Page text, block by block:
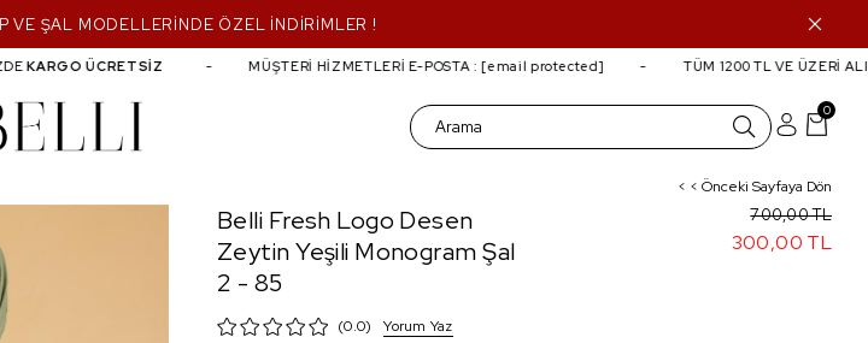
VE ŞAL MODELLERİNDE ÖZEL İNDİRİMLER !
ÜCRETSİZ MÜŞTERİ HİZMETLERİ E-POSTA :[email protected] TÜM 1200 TL VE ÜZERİ
0
< < Önceki Sayfaya Dön
Belli Fresh Logo Desen
Zeytin Yeşili Monogram Şal
2 - 85
0.0 Yorum Yaz
700,00 TL
300,00 TL